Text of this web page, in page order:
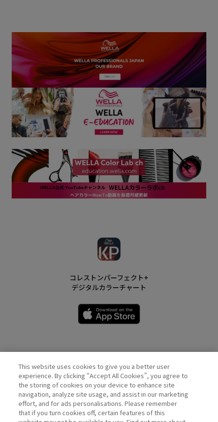
コレストンパーフェクト+
デジタルカラーチャート
Wella Official Account
This website uses cookies to give you a better user
experience. By clicking “Accept All Cookies”, you agree to
the storing of cookies on your device to enhance site
navigation, analyze site usage, and assist in our marketing
effort, and for ads personalisations. Please remember
that if you turn cookies off, certain features of this